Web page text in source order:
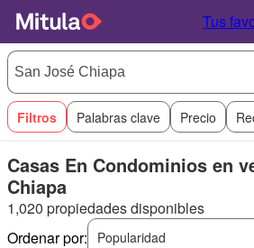
Tus
Filtros Palabras clave Precio
Casas En Condominios en
Chiapa
1,020 propiedades disponibles
Ordenar por:
Popularidad